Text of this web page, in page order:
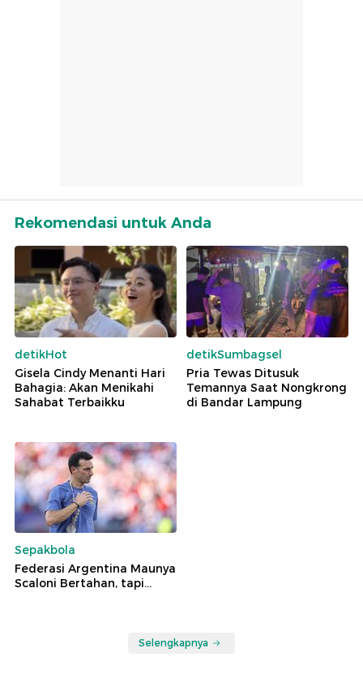
Rekomendasi untuk Anda
detikHot
Gisela Cindy Menanti Hari
Bahagia: Akan Menikahi
Sahabat Terbaikku
detikSumbagsel
Pria Tewas Ditusuk
Temannya Saat Nongkrong
di Bandar Lampung
Sepakbola
Federasi Argentina Maunya
Scaloni Bertahan, tapi...
Selengkapnya